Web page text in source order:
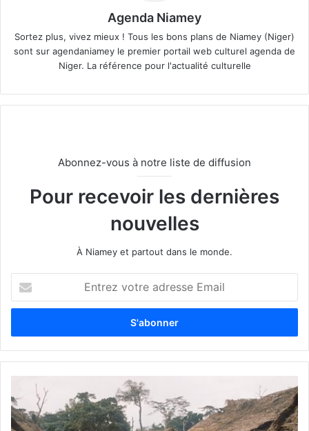
Agenda Niamey
Sortez plus, vivez mieux ! Tous les bons plans de Niamey (Niger)
sont sur agendaniamey le premier portail web culturel agenda de
Niger. La référence pour l'actualité culturelle
Abonnez-vous à notre liste de diffusion
Pour recevoir les dernières
nouvelles
À Niamey et partout dans le monde.
t
e
z
t
r
e